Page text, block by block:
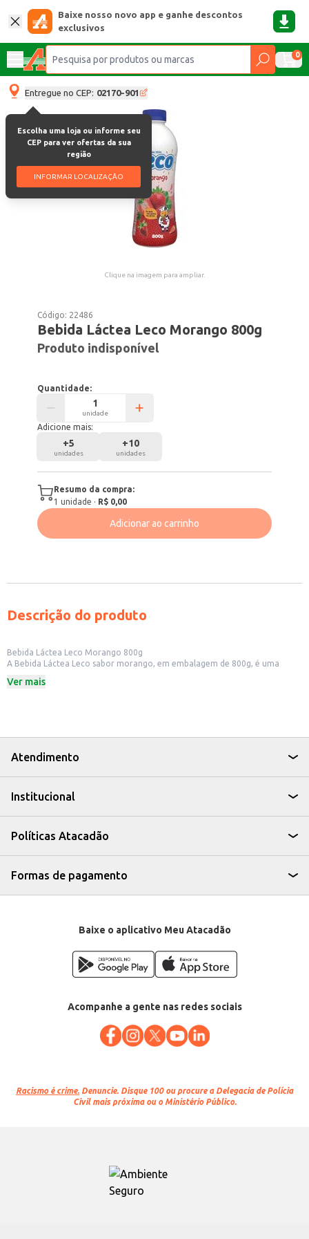
Baixe nosso novo app e ganhe descontos
exclusivos
0
Entregue no CEP: 02170-901
Escolha uma loja ou informe seu
CEP para ver ofertas da sua
região
INFORMAR LOCALIZAÇÃO
Clique na imagem para ampliar.
Código: 22486
Bebida Láctea Leco Morango 800g
Produto indisponível
Quantidade:
unidade
Adicione mais:
+5
unidades
+10
unidades
Resumo da compra:
1 unidade · R$ 0,00
Adicionar ao carrinho
Descrição do produto
Bebida Láctea Leco Morango 800g
A Bebida Láctea Leco sabor morango, em embalagem de 800g, é uma
consumo em casa, pode ser uma alternativa para o café da manhã ou
Uma boa opção para acompanhar cereais e frutas no café da manhã.
Pode ser utilizada no preparo de vitaminas e smoothies.
A Bebida Láctea Leco Morango é uma escolha saborosa e conveniente para
Ver mais
Atendimento
Institucional
Políticas Atacadão
Formas de pagamento
Baixe o aplicativo Meu Atacadão
Acompanhe a gente nas redes sociais
Racismo é crime. Denuncie. Disque 100 ou procure a Delegacia de Polícia
Civil mais próxima ou o Ministério Público.